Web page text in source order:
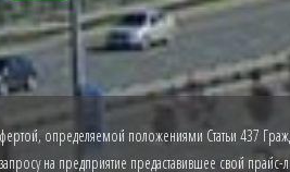
определяемой положениями Статьи 437
на предприятие предаставившее свой